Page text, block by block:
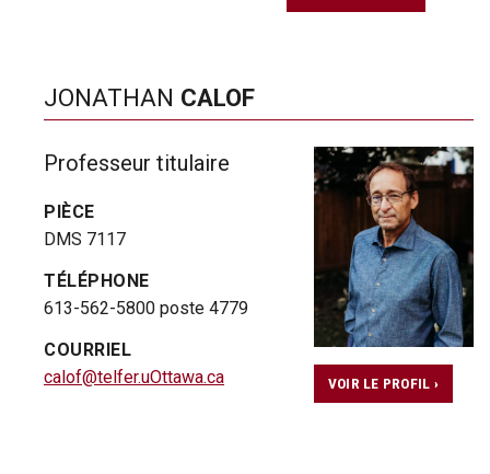
JONATHAN CALOF
Professeur titulaire
PIÈCE
DMS 7117
TÉLÉPHONE
613-562-5800 poste 4779
COURRIEL
calof@telfer.uOttawa.ca
VOIR LE PROFIL ›